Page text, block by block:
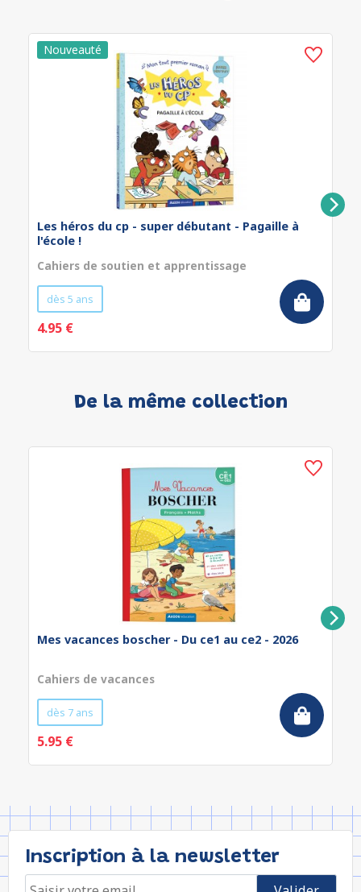
Les héros du cp - super débutant - Pagaille à
l'école !
Cahiers de soutien et apprentissage
dès 5 ans
4.95 €
De la même collection
Mes vacances boscher - Du ce1 au ce2 - 2026
Cahiers de vacances
dès 7 ans
5.95 €
Inscription à la newsletter